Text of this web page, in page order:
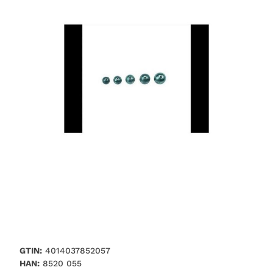
GTIN: 4014037852057
HAN: 8520 055